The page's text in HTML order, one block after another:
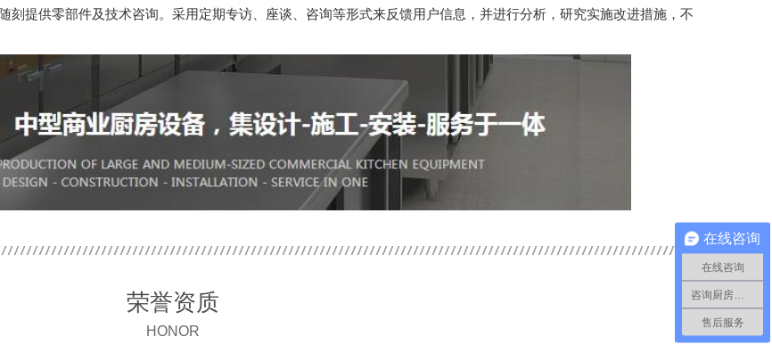
刻提供零部件及技术咨询。采用定期专访、座谈、咨询等形式来反馈用户信息，并进行分析，研究实施改进措施，不
荣誉资质
HONOR
在线咨询
在线咨询
售后服务